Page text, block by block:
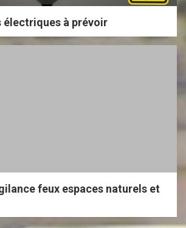
électriques à prévoir
feux espaces naturels et